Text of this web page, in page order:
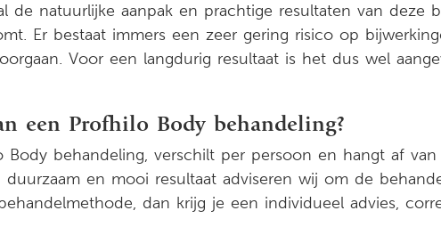
natuurlijke aanpak en prachtige resultaten van deze
Er bestaat immers een zeer gering risico op
Voor een langdurig resultaat is het dus wel
een Profhilo Body behandeling?
behandeling, verschilt per persoon en hangt af
en mooi resultaat adviseren wij om de
dan krijg je een individueel advies,